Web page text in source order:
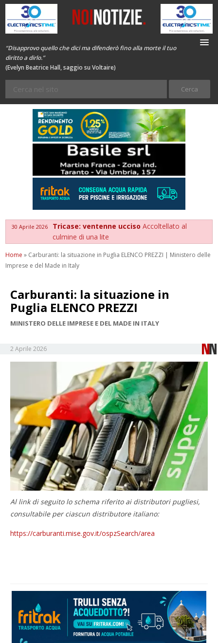
“Disapprovo quello che dici ma difenderò fino alla morte il tuo
diritto a dirlo.”
(Evelyn Beatrice Hall, saggio su Voltaire)
30 Aprile 2026 Tricase: ventenne uccisoAccoltellato al
culmine di una lite
Home » Carburanti: la situazione in Puglia ELENCO PREZZI | Ministero delle
Imprese e del Made in Italy
Carburanti: la situazione in
Puglia ELENCO PREZZI
MINISTERO DELLE IMPRESE E DEL MADE IN ITALY
2 Aprile 2026
Al link di seguito lo schema riferito ai distributori pugliesi,
consultabile per ciascun distributore italiano:
https://carburanti.mise.gov.it/ospzSearch/area